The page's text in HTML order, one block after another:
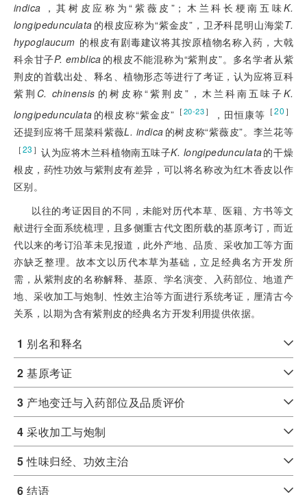
indica ，其树皮应称为“紫薇皮”；木兰科长梗南五味K.
longipedunculata 的根皮应称为“紫金皮”，卫矛科昆明山海棠T.
hypoglaucum 的根皮有剧毒建议将其按原植物名称入药，大戟
科余甘子P. emblica 的根皮不能混称为“紫荆皮”。多名学者从紫
荆皮的首载出处、释名、植物形态等进行了考证，认为应将豆科
紫荆 C. chinensis 的树皮称“紫荆皮”，木兰科南五味子K.
longipedunculata 的根皮称“紫金皮” ［20-23］ ，田恒康等 ［20 ］
还提到应将千屈菜科紫薇L. indica 的树皮称“紫薇皮”。李兰花等
［23 ］认为应将木兰科植物南五味子K. longipedunculata的干燥
根皮，药性功效与紫荆皮有差异，可以将名称改为红木香皮以作
区别。
以往的考证因目的不同，未能对历代本草、医籍、方书等文
献进行全面系统梳理，且多侧重古代文图所载的基原考订，而近
代以来的考订沿革未见报道，此外产地、品质、采收加工等方面
亦缺乏整理。故本文以历代本草为基础，立足经典名方开发所
需，从紫荆皮的名称解释、基原、学名演变、入药部位、地道产
地、采收加工与炮制、性效主治等方面进行系统考证，厘清古今
关系，以期为含有紫荆皮的经典名方开发利用提供依据。
1 别名和释名
2基原考证
3 产地变迁与入药部位及品质评价
4采收加工与炮制
5性味归经、功效主治
6结语